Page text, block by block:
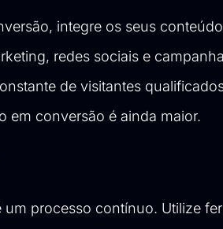
integre os seus
redes sociais e
de visitantes
em conversão é ainda maior.
um processo contínuo. Utilize